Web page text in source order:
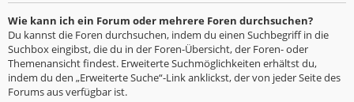
Wie kann ich ein Forum oder mehrere Foren durchsuchen?
Du kannst die Foren durchsuchen, indem du einen Suchbegriff in die
Suchbox eingibst, die du in der Foren-Übersicht, der Foren- oder
Themenansicht findest. Erweiterte Suchmöglichkeiten erhältst du,
indem du den „Erweiterte Suche“-Link anklickst, der von jeder Seite des
Forums aus verfügbar ist.